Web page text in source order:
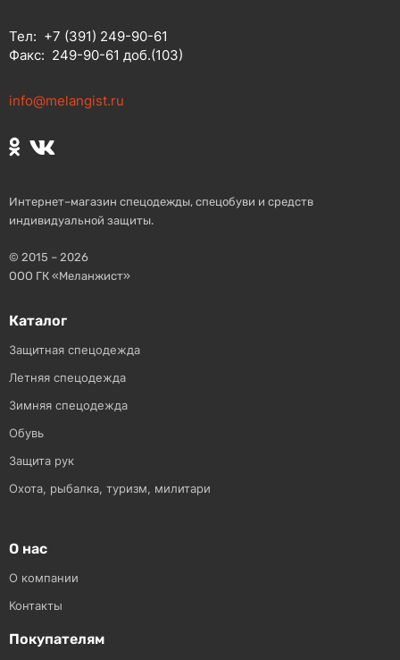
Тел: +7 (391) 249-90-61
Факс: 249-90-61 доб.(103)
info@melangist.ru
Интернет–магазин спецодежды, спецобуви и средств
индивидуальной защиты.
© 2015 – 2026
ООО ГК «Меланжист»
Каталог
Защитная спецодежда
Летняя спецодежда
Зимняя спецодежда
Обувь
Защита рук
Охота, рыбалка, туризм, милитари
О нас
О компании
Контакты
Покупателям